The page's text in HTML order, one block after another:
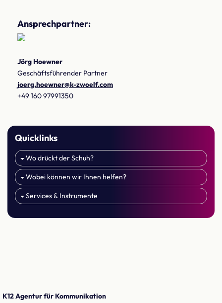
Ansprechpartner:
Jörg Hoewner
Geschäftsführender Partner
joerg.hoewner@k-zwoelf.com
+49 160 97991350
Quicklinks
Wo drückt der Schuh?
Wobei können wir Ihnen helfen?
Services & Instrumente
K12 Agentur für Kommunikation